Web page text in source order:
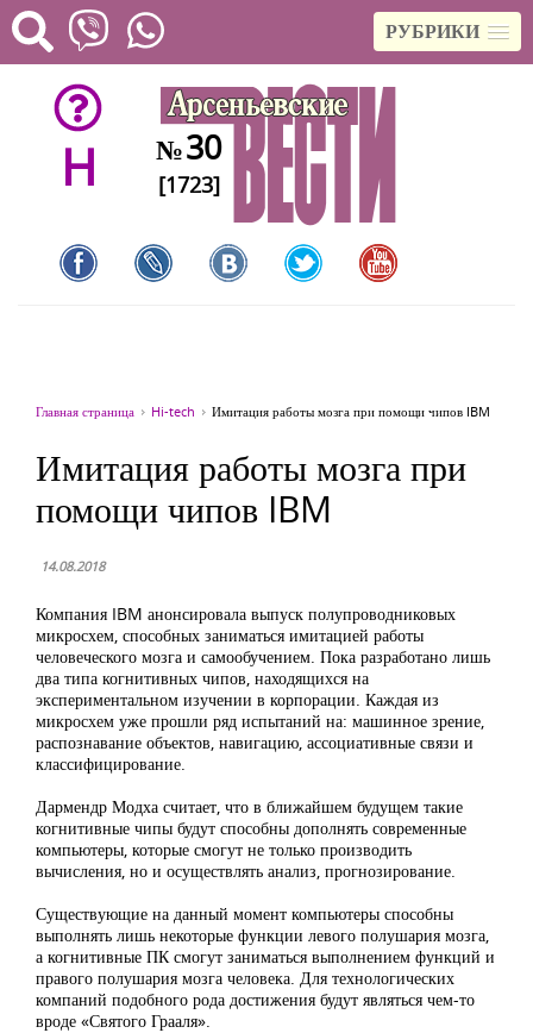
РУБРИКИ
H №30
[1723]
Главная страница Hi-tech Имитация работы мозга при помощи чипов IBM
Имитация работы мозга при
помощи чипов IBM
14.08.2018
Компания IBM анонсировала выпуск полупроводниковых
микросхем, способных заниматься имитацией работы
человеческого мозга и самообучением. Пока разработано лишь
два типа когнитивных чипов, находящихся на
экспериментальном изучении в корпорации. Каждая из
микросхем уже прошли ряд испытаний на: машинное зрение,
распознавание объектов, навигацию, ассоциативные связи и
классифицирование.
Дармендр Модха считает, что в ближайшем будущем такие
когнитивные чипы будут способны дополнять современные
компьютеры, которые смогут не только производить
вычисления, но и осуществлять анализ, прогнозирование.
Существующие на данный момент компьютеры способны
выполнять лишь некоторые функции левого полушария мозга,
а когнитивные ПК смогут заниматься выполнением функций и
правого полушария мозга человека. Для технологических
компаний подобного рода достижения будут являться чем-то
вроде «Святого Грааля».